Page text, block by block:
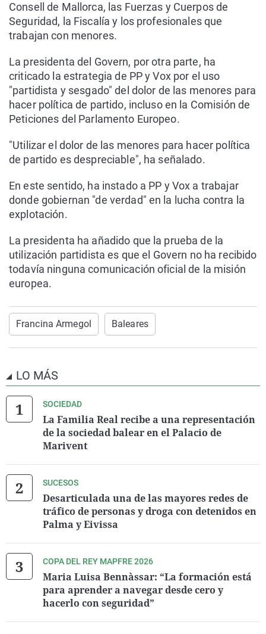
Consell de Mallorca, las Fuerzas y Cuerpos de
Seguridad, la Fiscalía y los profesionales que
trabajan con menores.
La presidenta del Govern, por otra parte, ha
criticado la estrategia de PP y Vox por el uso
"partidista y sesgado" del dolor de las menores para
hacer política de partido, incluso en la Comisión de
Peticiones del Parlamento Europeo.
"Utilizar el dolor de las menores para hacer política
de partido es despreciable", ha señalado.
En este sentido, ha instado a PP y Vox a trabajar
donde gobiernan "de verdad" en la lucha contra la
explotación.
La presidenta ha añadido que la prueba de la
utilización partidista es que el Govern no ha recibido
todavía ninguna comunicación oficial de la misión
europea.
Francina Armegol Baleares
LO MÁS
SOCIEDAD
La Familia Real recibe a una representación
de la sociedad balear en el Palacio de
Marivent
SUCESOS
Desarticulada una de las mayores redes de
tráfico de personas y droga con detenidos en
Palma y Eivissa
COPA DEL REY MAPFRE 2026
Maria Luisa Bennàssar: “La formación está
para aprender a navegar desde cero y
hacerlo con seguridad”